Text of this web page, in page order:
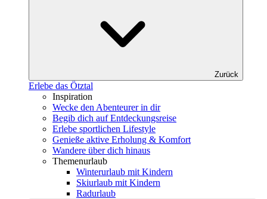
Zurück
Erlebe das Ötztal
Inspiration
Wecke den Abenteurer in dir
Begib dich auf Entdeckungsreise
Erlebe sportlichen Lifestyle
Genieße aktive Erholung & Komfort
Wandere über dich hinaus
Themenurlaub
Winterurlaub mit Kindern
Skiurlaub mit Kindern
Radurlaub